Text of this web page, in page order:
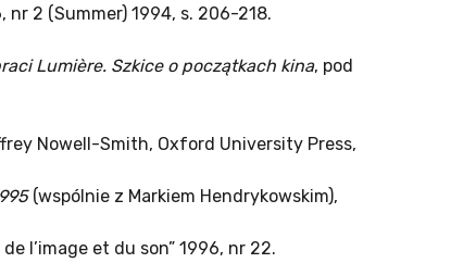
nr 2 (Summer) 1994, s. 206-218.
Lumière. Szkice o początkach kina, pod
Nowell-Smith, Oxford University Press,
(wspólnie z Markiem Hendrykowskim),
l’image et du son” 1996, nr 22.